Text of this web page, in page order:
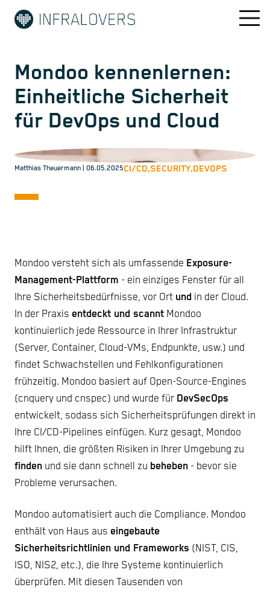
Mondoo kennenlernen:
Einheitliche Sicherheit
für DevOps und Cloud
Matthias Theuermann | 06.05.2025CI/CD,SECURITY,DEVOPS
Mondoo versteht sich als umfassende Exposure-
Management-Plattform - ein einziges Fenster für all
Ihre Sicherheitsbedürfnisse, vor Ort und in der Cloud.
In der Praxis entdeckt und scannt Mondoo
kontinuierlich jede Ressource in Ihrer Infrastruktur
(Server, Container, Cloud-VMs, Endpunkte, usw.) und
findet Schwachstellen und Fehlkonfigurationen
frühzeitig. Mondoo basiert auf Open-Source-Engines
(cnquery und cnspec) und wurde für DevSecOps
entwickelt, sodass sich Sicherheitsprüfungen direkt in
Ihre CI/CD-Pipelines einfügen. Kurz gesagt, Mondoo
hilft Ihnen, die größten Risiken in Ihrer Umgebung zu
finden und sie dann schnell zu beheben - bevor sie
Probleme verursachen.
Mondoo automatisiert auch die Compliance. Mondoo
enthält von Haus aus eingebaute
Sicherheitsrichtlinien und Frameworks (NIST, CIS,
ISO, NIS2, etc.), die Ihre Systeme kontinuierlich
überprüfen. Mit diesen Tausenden von